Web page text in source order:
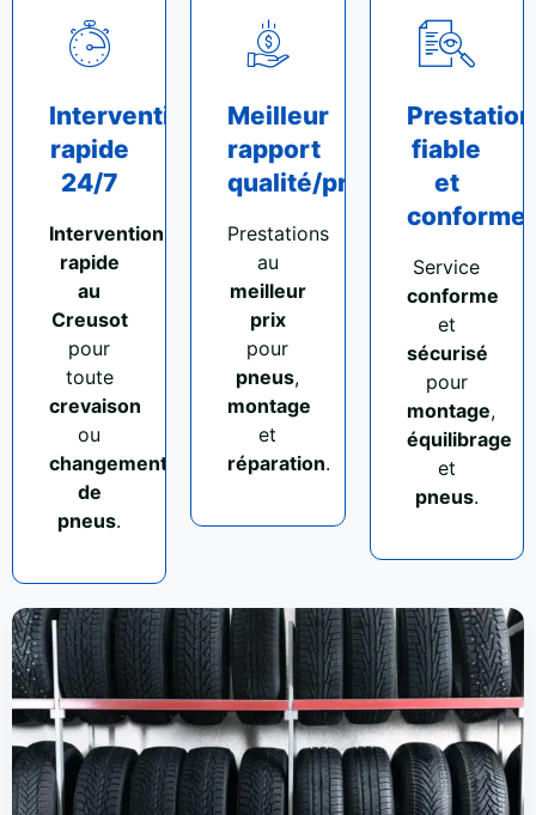
Intervention
rapide
24/7
Intervention
rapide
au
Creusot
pour
toute
crevaison
ou
changement
de
pneus.
Meilleur
rapport
qualité/prix
Prestations
au
meilleur
prix
pour
pneus,
montage
et
réparation.
Prestation
fiable
et
conforme
Service
conforme
et
sécurisé
pour
montage,
équilibrage
et
pneus.